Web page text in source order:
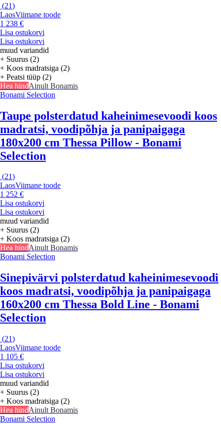
(21)
LaosViimane toode
1 238 €
Lisa ostukorvi
Lisa ostukorvi
muud variandid
+ Suurus (2)
+ Koos madratsiga (2)
+ Peatsi tüüp (2)
Hea hindAinult Bonamis
Bonami Selection
Taupe polsterdatud kaheinimesevoodi koos
madratsi, voodipõhja ja panipaigaga
180x200 cm Thessa Pillow - Bonami
Selection
(21)
LaosViimane toode
1 252 €
Lisa ostukorvi
Lisa ostukorvi
muud variandid
+ Suurus (2)
+ Koos madratsiga (2)
Hea hindAinult Bonamis
Bonami Selection
Sinepivärvi polsterdatud kaheinimesevoodi
koos madratsi, voodipõhja ja panipaigaga
160x200 cm Thessa Bold Line - Bonami
Selection
(21)
LaosViimane toode
1 105 €
Lisa ostukorvi
Lisa ostukorvi
muud variandid
+ Suurus (2)
+ Koos madratsiga (2)
Hea hindAinult Bonamis
Bonami Selection